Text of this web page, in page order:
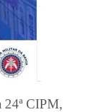
24ª CIPM,